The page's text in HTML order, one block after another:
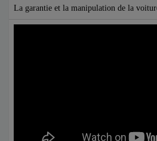
La garantie et la manipulation de la